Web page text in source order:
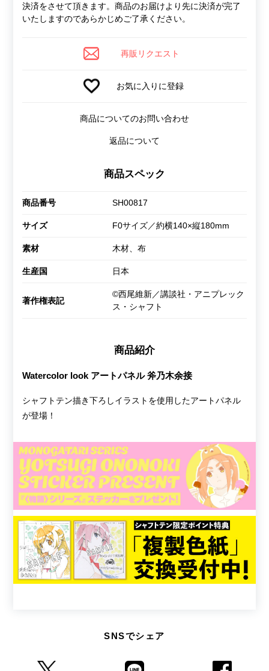
決済をさせて頂きます。商品のお届けより先に決済が完了
いたしますのであらかじめご了承ください。
再販リクエスト
お気に入りに登録
商品についてのお問い合わせ
返品について
商品スペック
商品番号 SH00817
サイズ F0サイズ／約横140×縦180mm
素材 木材、布
生産国 日本
著作権表記
©西尾維新／講談社・アニプレック
ス・シャフト
商品紹介
Watercolor look アートパネル 斧乃木余接
シャフトテン描き下ろしイラストを使用したアートパネル
が登場！
SNSでシェア